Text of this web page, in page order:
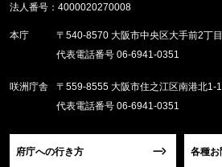
法人番号：4000020270008
本庁
〒540-8570 大阪市中央区大手前2丁目
代表電話番号 06-6941-0351
咲洲庁舎
〒559-8555 大阪市住之江区南港北1-
代表電話番号 06-6941-0351
府庁への行き方 各種お